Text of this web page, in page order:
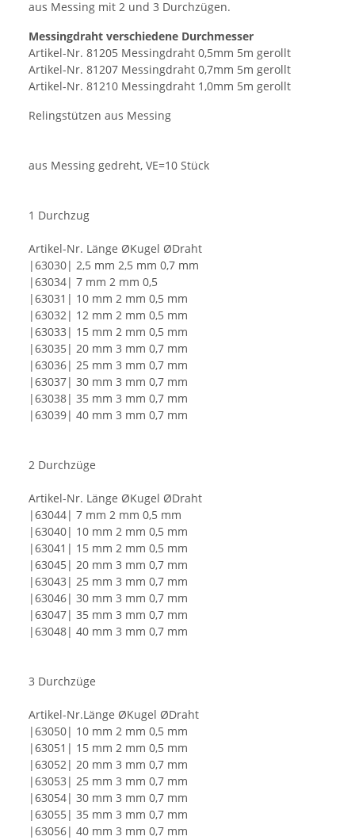
aus Messing mit 2 und 3 Durchzügen.
Messingdraht verschiedene Durchmesser
Artikel-Nr. 81205 Messingdraht 0,5mm 5m gerollt
Artikel-Nr. 81207 Messingdraht 0,7mm 5m gerollt
Artikel-Nr. 81210 Messingdraht 1,0mm 5m gerollt
Relingstützen aus Messing
aus Messing gedreht, VE=10 Stück
1 Durchzug
Artikel-Nr. Länge ØKugel ØDraht
|63030| 2,5 mm 2,5 mm 0,7 mm
|63034| 7 mm 2 mm 0,5
|63031| 10 mm 2 mm 0,5 mm
|63032| 12 mm 2 mm 0,5 mm
|63033| 15 mm 2 mm 0,5 mm
|63035| 20 mm 3 mm 0,7 mm
|63036| 25 mm 3 mm 0,7 mm
|63037| 30 mm 3 mm 0,7 mm
|63038| 35 mm 3 mm 0,7 mm
|63039| 40 mm 3 mm 0,7 mm
2 Durchzüge
Artikel-Nr. Länge ØKugel ØDraht
|63044| 7 mm 2 mm 0,5 mm
|63040| 10 mm 2 mm 0,5 mm
|63041| 15 mm 2 mm 0,5 mm
|63045| 20 mm 3 mm 0,7 mm
|63043| 25 mm 3 mm 0,7 mm
|63046| 30 mm 3 mm 0,7 mm
|63047| 35 mm 3 mm 0,7 mm
|63048| 40 mm 3 mm 0,7 mm
3 Durchzüge
Artikel-Nr.Länge ØKugel ØDraht
|63050| 10 mm 2 mm 0,5 mm
|63051| 15 mm 2 mm 0,5 mm
|63052| 20 mm 3 mm 0,7 mm
|63053| 25 mm 3 mm 0,7 mm
|63054| 30 mm 3 mm 0,7 mm
|63055| 35 mm 3 mm 0,7 mm
|63056| 40 mm 3 mm 0,7 mm